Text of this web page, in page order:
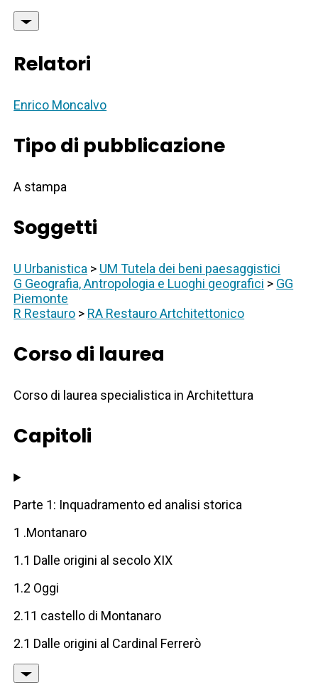
Relatori
Enrico Moncalvo
Tipo di pubblicazione
A stampa
Soggetti
U Urbanistica > UM Tutela dei beni paesaggistici
G Geografia, Antropologia e Luoghi geografici > GG
Piemonte
R Restauro > RA Restauro Artchitettonico
Corso di laurea
Corso di laurea specialistica in Architettura
Capitoli
Parte 1: Inquadramento ed analisi storica
1 .Montanaro
1.1 Dalle origini al secolo XIX
1.2 Oggi
2.11 castello di Montanaro
2.1 Dalle origini al Cardinal Ferrerò